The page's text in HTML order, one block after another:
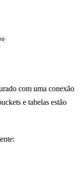
com uma conexão
e tabelas estão